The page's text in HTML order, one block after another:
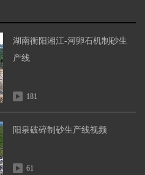
湖南衡阳湘江-河卵石机制砂生
产线
181
阳泉破碎制砂生产线视频
61